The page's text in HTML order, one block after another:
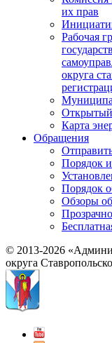
их прав
Рабочая
округа
Карта
Обращения
Порядок
Порядок
Обзоры
© 2013-2026
округа